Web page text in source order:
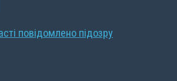
повідомлено підозру